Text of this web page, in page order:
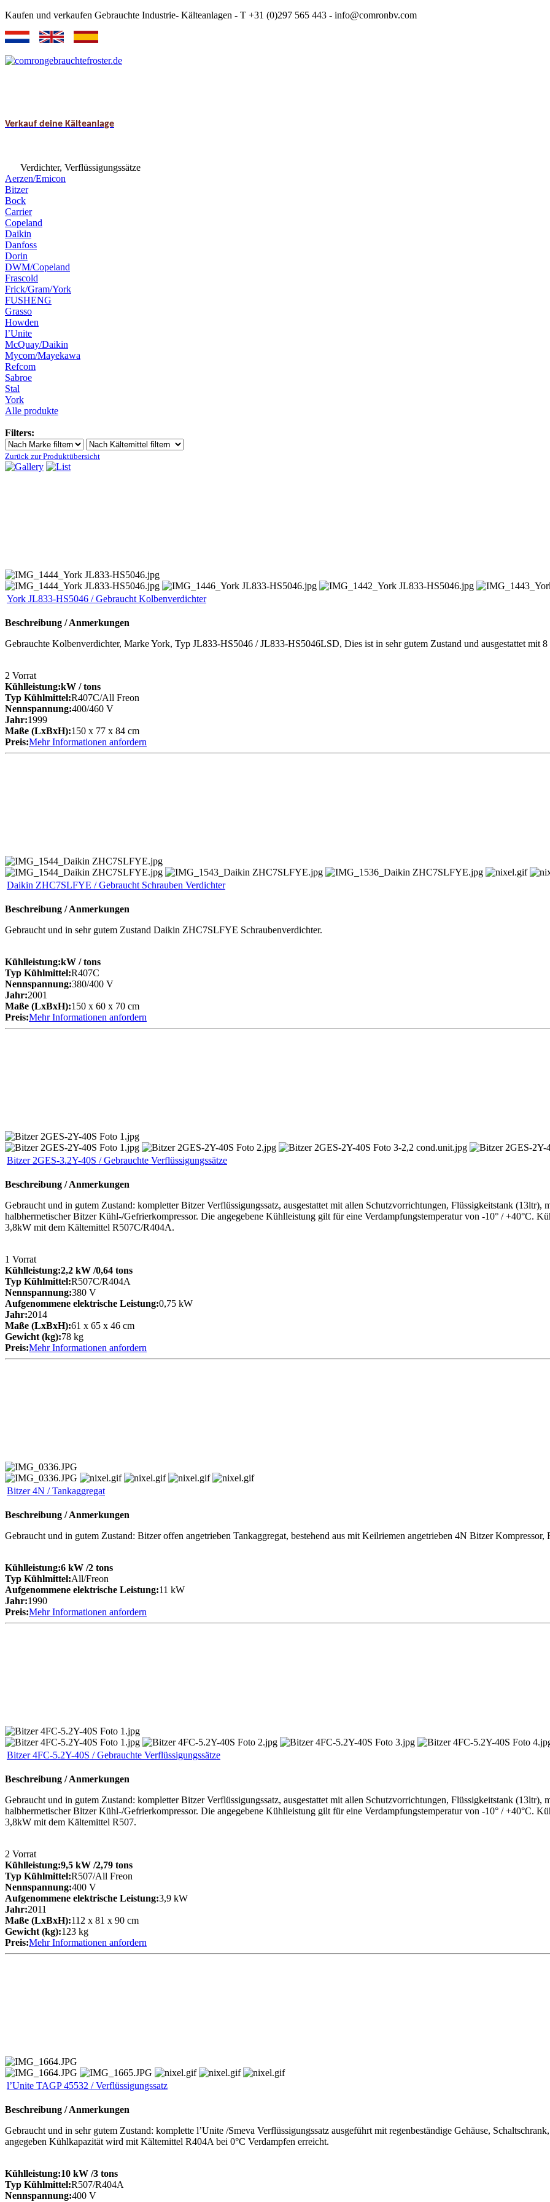
Kaufen und verkaufen Gebrauchte Industrie- Kälteanlagen - T +31 (0)297 565 443 - info@comronbv.com
Verkauf deine Kälteanlage
Verdichter, Verflüssigungssätze
Aerzen/Emicon
Bitzer
Bock
Carrier
Copeland
Daikin
Danfoss
Dorin
DWM/Copeland
Frascold
Frick/Gram/York
FUSHENG
Grasso
Howden
l’Unite
McQuay/Daikin
Mycom/Mayekawa
Refcom
Sabroe
Stal
York
Alle produkte
Filters:
Zurück zur Produktübersicht
York JL833-HS5046 / Gebraucht Kolbenverdichter
Beschreibung / Anmerkungen
Gebrauchte Kolbenverdichter, Marke York, Typ JL833-HS5046 / JL833-HS5046LSD, Dies ist in sehr gutem Zustand und ausgestattet mit
2 Vorrat
Kühlleistung:kW / tons
Typ Kühlmittel:R407C/All Freon
Nennspannung:400/460 V
Jahr:1999
Maße (LxBxH):150 x 77 x 84 cm
Preis:Mehr Informationen anfordern
Daikin ZHC7SLFYE / Gebraucht Schrauben Verdichter
Beschreibung / Anmerkungen
Gebraucht und in sehr gutem Zustand Daikin ZHC7SLFYE Schraubenverdichter.
Kühlleistung:kW / tons
Typ Kühlmittel:R407C
Nennspannung:380/400 V
Jahr:2001
Maße (LxBxH):150 x 60 x 70 cm
Preis:Mehr Informationen anfordern
Bitzer 2GES-3.2Y-40S / Gebrauchte Verflüssigungssätze
Beschreibung / Anmerkungen
Gebraucht und in gutem Zustand: kompletter Bitzer Verflüssigungssatz, ausgestattet mit allen Schutzvorrichtungen, Flüssigkeitstank
halbhermetischer Bitzer Kühl-/Gefrierkompressor. Die angegebene Kühlleistung gilt für eine Verdampfungstemperatur von -10° / +40°C.
3,8kW mit dem Kältemittel R507C/R404A.
1 Vorrat
Kühlleistung:2,2 kW /0,64 tons
Typ Kühlmittel:R507C/R404A
Nennspannung:380 V
Aufgenommene elektrische Leistung:0,75 kW
Jahr:2014
Maße (LxBxH):61 x 65 x 46 cm
Gewicht (kg):78 kg
Preis:Mehr Informationen anfordern
Bitzer 4N / Tankaggregat
Beschreibung / Anmerkungen
Gebraucht und in gutem Zustand: Bitzer offen angetrieben Tankaggregat, bestehend aus mit Keilriemen angetrieben 4N Bitzer
Kühlleistung:6 kW /2 tons
Typ Kühlmittel:All/Freon
Aufgenommene elektrische Leistung:11 kW
Jahr:1990
Preis:Mehr Informationen anfordern
Bitzer 4FC-5.2Y-40S / Gebrauchte Verflüssigungssätze
Beschreibung / Anmerkungen
Gebraucht und in gutem Zustand: kompletter Bitzer Verflüssigungssatz, ausgestattet mit allen Schutzvorrichtungen, Flüssigkeitstank
halbhermetischer Bitzer Kühl-/Gefrierkompressor. Die angegebene Kühlleistung gilt für eine Verdampfungstemperatur von -10° / +40°C.
3,8kW mit dem Kältemittel R507.
2 Vorrat
Kühlleistung:9,5 kW /2,79 tons
Typ Kühlmittel:R507/All Freon
Nennspannung:400 V
Aufgenommene elektrische Leistung:3,9 kW
Jahr:2011
Maße (LxBxH):112 x 81 x 90 cm
Gewicht (kg):123 kg
Preis:Mehr Informationen anfordern
l’Unite TAGP 45532 / Verflüssigungssatz
Beschreibung / Anmerkungen
Gebraucht und in sehr gutem Zustand: komplette l’Unite /Smeva Verflüssigungssatz ausgeführt mit regenbeständige Gehäuse,
angegeben Kühlkapazität wird mit Kältemittel R404A bei 0°C Verdampfen erreicht.
Kühlleistung:10 kW /3 tons
Typ Kühlmittel:R507/R404A
Nennspannung:400 V